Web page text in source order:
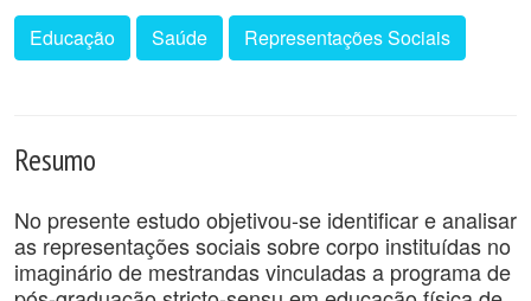
Educação Saúde Representações Sociais
Resumo
No presente estudo objetivou-se identificar e analisar
as representações sociais sobre corpo instituídas no
imaginário de mestrandas vinculadas a programa de